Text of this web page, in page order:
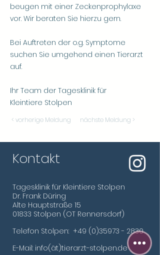
beugen mit einer Zeckenprophylaxe
vor. Wir beraten Sie hierzu gern.
Bei Auftreten der o.g. Symptome
suchen Sie umgehend einen Tierarzt
auf.
Ihr Team der Tagesklinik für
Kleintiere Stolpen
< vorherige Meldung nächste Meldung >
Kontakt
Tagesklinik für Kleintiere Stolpen
Dr. Frank Düring
Alte Hauptstraße 15
01833 Stolpen (OT Rennersdorf)
Telefon Stolpen: +49 (0)35973 - 2830
E-Mail: info(ät)tierarzt-stolpen.de